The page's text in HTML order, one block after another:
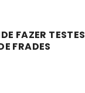
FAZER TESTES
FRADES